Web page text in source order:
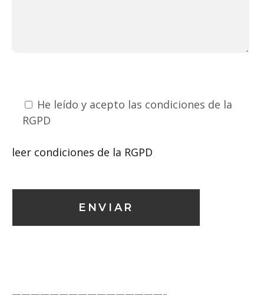
He leído y acepto las condiciones de la
RGPD
leer condiciones de la RGPD
————————————————–